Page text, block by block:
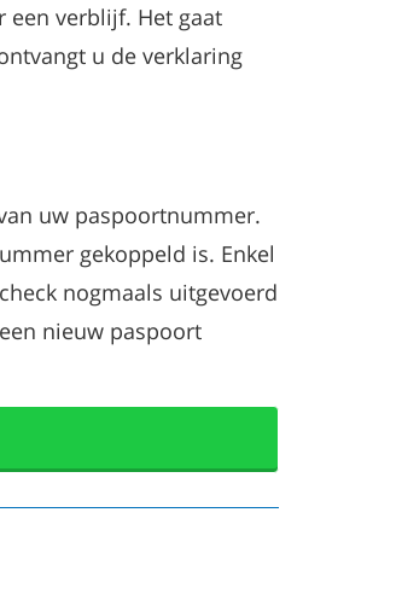
een verblijf. Het gaat
u de verklaring
uw paspoortnummer.
gekoppeld is. Enkel
nogmaals uitgevoerd
nieuw paspoort